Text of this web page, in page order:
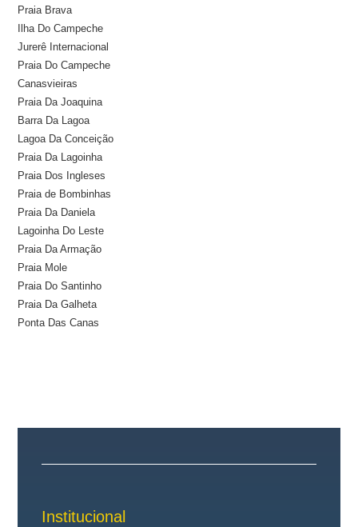
Praia Brava
Ilha Do Campeche
Jurerê Internacional
Praia Do Campeche
Canasvieiras
Praia Da Joaquina
Barra Da Lagoa
Lagoa Da Conceição
Praia Da Lagoinha
Praia Dos Ingleses
Praia de Bombinhas
Praia Da Daniela
Lagoinha Do Leste
Praia Da Armação
Praia Mole
Praia Do Santinho
Praia Da Galheta
Ponta Das Canas
Institucional